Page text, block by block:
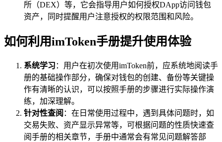
所（DEX）等，它会指导用户如何授权DApp访问钱包
资产，同时提醒用户注意授权的权限范围和风险。
如何利用imToken手册提升使用体验
系统学习 ：用户在初次使用imToken前，应系统地阅读手
册的基础操作部分，确保对钱包的创建、备份等关键操
作有清晰的认识，可以按照手册的步骤进行实际操作演
练，加深理解。
针对性查阅 ：在日常使用过程中，遇到具体问题时，如
交易失败、资产显示异常等，可根据问题的性质快速查
阅手册的相关章节，手册中通常会有常见问题解答部